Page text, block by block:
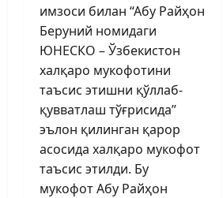
имзоси билан “Абу Райҳон
Беруний номидаги
ЮНЕСКО – Ўзбекистон
халқаро мукофотини
таъсис этишни қўллаб-
қувватлаш тўғрисида”
эълон қилинган қарор
асосида халқаро мукофот
таъсис этилди. Бу
мукофот Абу Райҳон